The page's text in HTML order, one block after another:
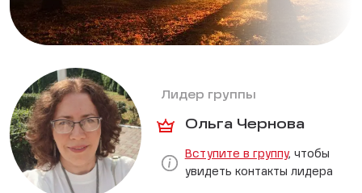
Лидер группы
Ольга Чернова
Вступите в группу, чтобы
увидеть контакты лидера